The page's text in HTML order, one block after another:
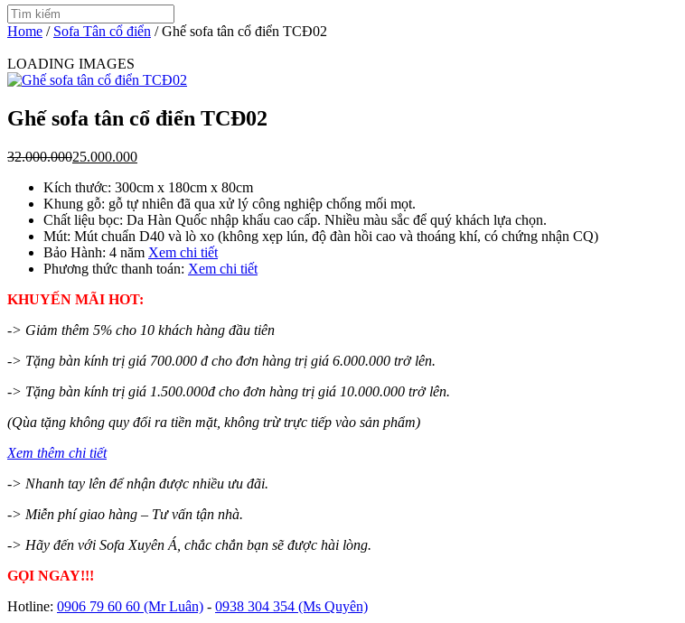
Home / Sofa Tân cổ điển /Ghế sofa tân cổ điển TCĐ02
LOADING IMAGES
Ghế sofa tân cổ điển TCĐ02
32.000.00025.000.000
Kích thước: 300cm x 180cm x 80cm
Khung gỗ: gỗ tự nhiên đã qua xử lý công nghiệp chống mối mọt.
Chất liệu bọc: Da Hàn Quốc nhập khẩu cao cấp. Nhiều màu sắc để quý khách lựa chọn.
Mút: Mút chuẩn D40 và lò xo (không xẹp lún, độ đàn hồi cao và thoáng khí, có chứng nhận CQ)
Bảo Hành: 4 năm Xem chi tiết
Phương thức thanh toán: Xem chi tiết
KHUYẾN MÃI HOT:
-> Giảm thêm 5% cho 10 khách hàng đầu tiên
-> Tặng bàn kính trị giá 700.000 đ cho đơn hàng trị giá 6.000.000 trở lên.
-> Tặng bàn kính trị giá 1.500.000đ cho đơn hàng trị giá 10.000.000 trở lên.
(Qùa tặng không quy đổi ra tiền mặt, không trừ trực tiếp vào sản phẩm)
Xem thêm chi tiết
-> Nhanh tay lên để nhận được nhiều ưu đãi.
-> Miễn phí giao hàng – Tư vấn tận nhà.
-> Hãy đến với Sofa Xuyên Á, chắc chắn bạn sẽ được hài lòng.
GỌI NGAY!!!
Hotline: 0906 79 60 60 (Mr Luân) - 0938 304 354 (Ms Quyên)